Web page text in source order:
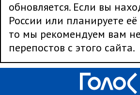
обновляется. Если вы
России или планируете
то мы рекомендуем вам
перепостов с этого сайта.